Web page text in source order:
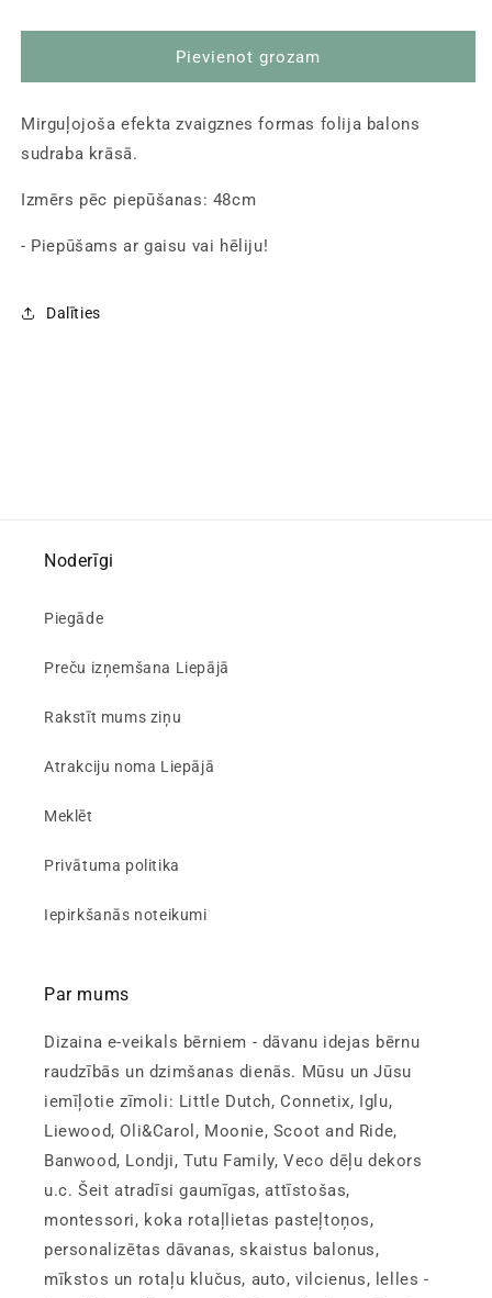
sudraba
ar
gaisu
vai
hēliju,
48cm
sudraba
mirguļojošs
ar
hēliju,
48cm
Pievienot grozam
Mirguļojoša efekta zvaigznes formas folija balons
sudraba krāsā.
Izmērs pēc piepūšanas: 48cm
- Piepūšams ar gaisu vai hēliju!
Dalīties
Noderīgi
Piegāde
Preču izņemšana Liepājā
Rakstīt mums ziņu
Atrakciju noma Liepājā
Meklēt
Privātuma politika
Iepirkšanās noteikumi
Par mums
Dizaina e-veikals bērniem - dāvanu idejas bērnu
raudzībās un dzimšanas dienās. Mūsu un Jūsu
iemīļotie zīmoli: Little Dutch, Connetix, Iglu,
Liewood, Oli&Carol, Moonie, Scoot and Ride,
Banwood, Londji, Tutu Family, Veco dēļu dekors
u.c. Šeit atradīsi gaumīgas, attīstošas,
montessori, koka rotaļlietas pasteļtoņos,
personalizētas dāvanas, skaistus balonus,
mīkstos un rotaļu klučus, auto, vilcienus, lelles -